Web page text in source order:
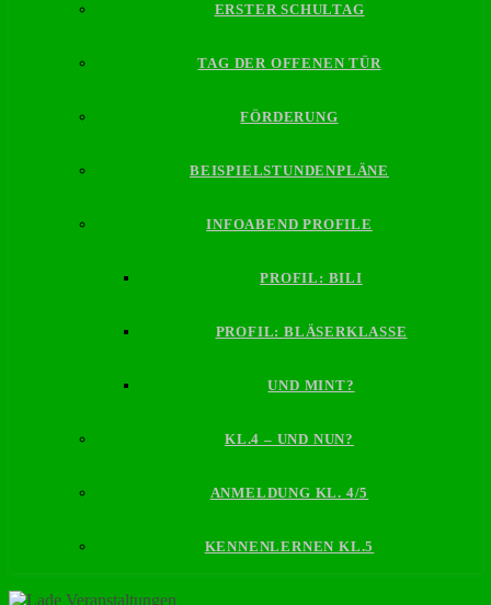
ERSTER SCHULTAG
TAG DER OFFENEN TÜR
FÖRDERUNG
BEISPIELSTUNDENPLÄNE
INFOABEND PROFILE
PROFIL: BILI
PROFIL: BLÄSERKLASSE
UND MINT?
KL.4 – UND NUN?
ANMELDUNG KL. 4/5
KENNENLERNEN KL.5